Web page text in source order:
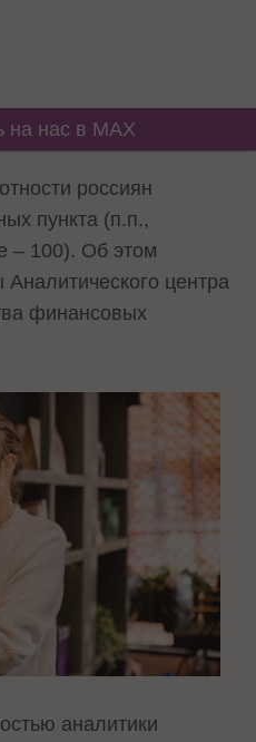
на нас в MAX
россиян
пункта (п.п.,
– 100). Об этом
центра
финансовых
аналитики